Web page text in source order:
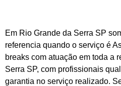
Em Rio Grande da Serra SP
referencia quando o serviço é
breaks com atuação em toda a
Serra SP, com profissionais
garantia no serviço realizado.